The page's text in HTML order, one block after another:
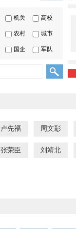
机关 高校
农村 城市
国企 军队
卢先福 周文彰
张荣臣 刘靖北